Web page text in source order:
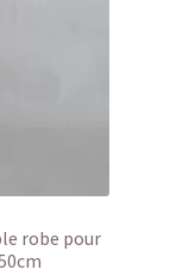
robe pour